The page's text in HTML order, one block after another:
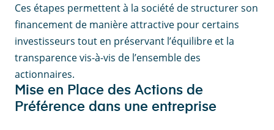
Ces étapes permettent à la société de structurer son
financement de manière attractive pour certains
investisseurs tout en préservant l’équilibre et la
transparence vis-à-vis de l’ensemble des
actionnaires.
Mise en Place des Actions de
Préférence dans une entreprise